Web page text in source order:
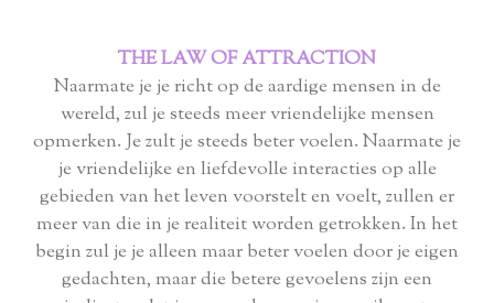
THE LAW OF ATTRACTION
Naarmate je je richt op de aardige mensen in de
wereld, zul je steeds meer vriendelijke mensen
opmerken. Je zult je steeds beter voelen. Naarmate je
je vriendelijke en liefdevolle interacties op alle
gebieden van het leven voorstelt en voelt, zullen er
meer van die in je realiteit worden getrokken. In het
begin zul je je alleen maar beter voelen door je eigen
gedachten, maar die betere gevoelens zijn een